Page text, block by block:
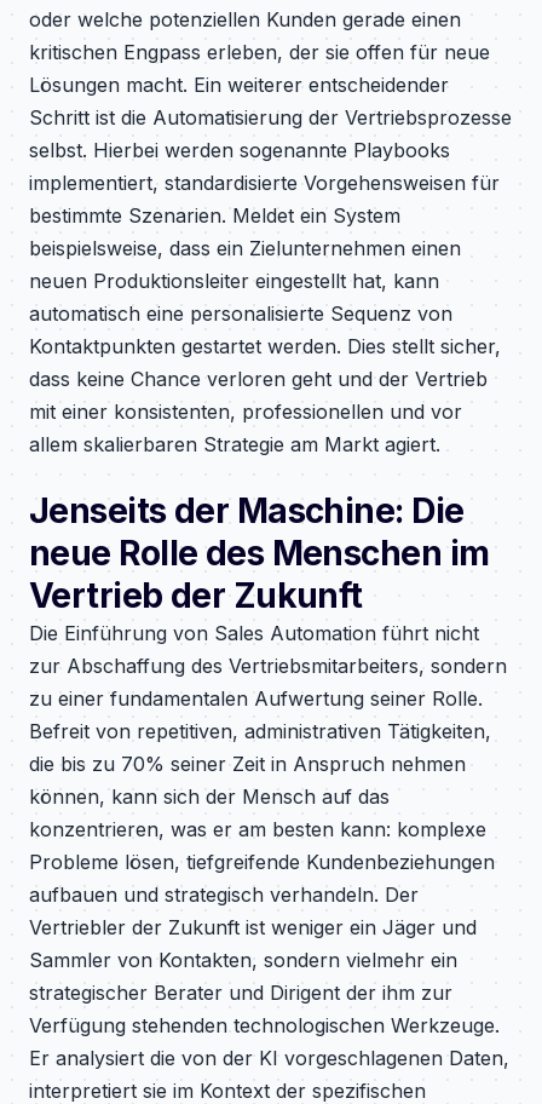
oder welche potenziellen Kunden gerade einen
kritischen Engpass erleben, der sie offen für neue
Lösungen macht. Ein weiterer entscheidender
Schritt ist die Automatisierung der Vertriebsprozesse
selbst. Hierbei werden sogenannte Playbooks
implementiert, standardisierte Vorgehensweisen für
bestimmte Szenarien. Meldet ein System
beispielsweise, dass ein Zielunternehmen einen
neuen Produktionsleiter eingestellt hat, kann
automatisch eine personalisierte Sequenz von
Kontaktpunkten gestartet werden. Dies stellt sicher,
dass keine Chance verloren geht und der Vertrieb
mit einer konsistenten, professionellen und vor
allem skalierbaren Strategie am Markt agiert.
Jenseits der Maschine: Die
neue Rolle des Menschen im
Vertrieb der Zukunft
Die Einführung von Sales Automation führt nicht
zur Abschaffung des Vertriebsmitarbeiters, sondern
zu einer fundamentalen Aufwertung seiner Rolle.
Befreit von repetitiven, administrativen Tätigkeiten,
die bis zu 70% seiner Zeit in Anspruch nehmen
können, kann sich der Mensch auf das
konzentrieren, was er am besten kann: komplexe
Probleme lösen, tiefgreifende Kundenbeziehungen
aufbauen und strategisch verhandeln. Der
Vertriebler der Zukunft ist weniger ein Jäger und
Sammler von Kontakten, sondern vielmehr ein
strategischer Berater und Dirigent der ihm zur
Verfügung stehenden technologischen Werkzeuge.
Er analysiert die von der KI vorgeschlagenen Daten,
interpretiert sie im Kontext der spezifischen